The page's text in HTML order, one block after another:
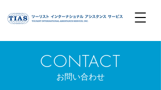
​CONTACT
​お問い合わせ